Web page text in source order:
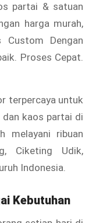
partai & satuan
harga murah,
Dengan
Proses Cepat.
terpercaya untuk
kaos partai di
melayani ribuan
Ciketing Udik,
Indonesia.
Kebutuhan